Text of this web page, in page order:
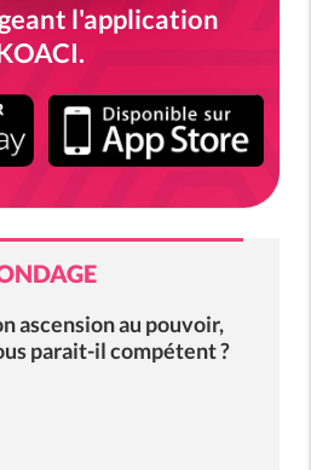
l'application
ascension au pouvoir,
parait-il compétent ?